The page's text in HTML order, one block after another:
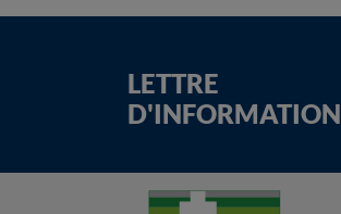
LETTRE
D'INFORMATION